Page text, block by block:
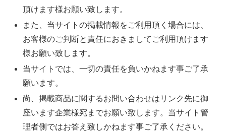
頂けます様お願い致します。
また、当サイトの掲載情報をご利用頂く場合には、
お客様のご判断と責任におきましてご利用頂けます
様お願い致します。
当サイトでは、一切の責任を負いかねます事ご了承
願います。
尚、掲載商品に関するお問い合わせはリンク先に御
座います企業様宛までお願い致します。当サイト管
理者側ではお答え致しかねます事ご了承ください。